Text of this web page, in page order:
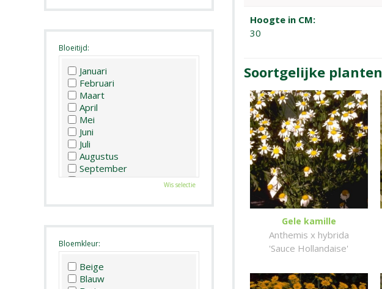
Hoogte in CM:
30
Soortgelijke planten
Gele kamille
Anthemis x hybrida
'Sauce Hollandaise'
Bloeitijd:
Januari
Februari
Maart
April
Mei
Juni
Juli
Augustus
September
Oktober
Wis selectie
Bloemkleur:
Beige
Blauw